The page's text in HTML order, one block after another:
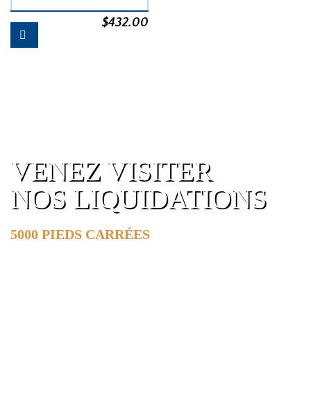
$432.00
VENEZ VISITER
NOS LIQUIDATIONS
5000 PIEDS CARRÉES